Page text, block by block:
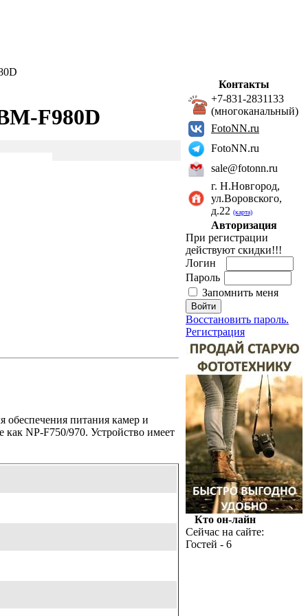
F980D
обеспечения питания камер и
NP-F750/970. Устройство имеет
Контакты
+7-831-2831133
(многоканальный)
FotoNN.ru
FotoNN.ru
sale@fotonn.ru
г. Н.Новгород,
ул.Воровского,
д.22 (карта)
Авторизация
При регистрации
действуют скидки!!!
Логин
Пароль
Запомнить меня
Восстановить пароль.
Регистрация
Кто он-лайн
Сейчас на сайте:
Гостей - 6